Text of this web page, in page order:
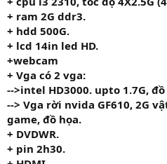
+ ram 2G ddr3.
+ hdd 500G.
+ lcd 14in led HD.
+webcam
+ Vga có 2 vga:
-->intel HD3000. upto 1.7G,
--> Vga rời nvida GF610, 2G
game, đồ họa.
+ DVDWR.
+ pin 2h30.